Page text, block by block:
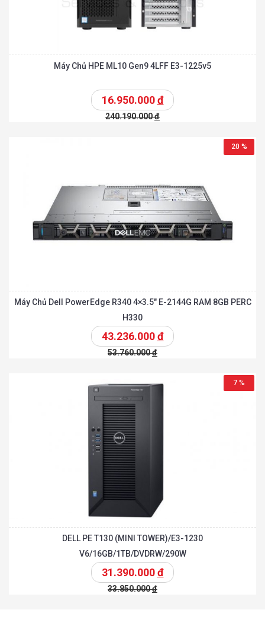
Máy Chủ HPE ML10 Gen9 4LFF E3-1225v5
16.950.000đ
240.190.000đ
20 %
Máy Chủ Dell PowerEdge R340 4×3.5″ E-2144G RAM 8GB PERC
H330
43.236.000đ
53.760.000đ
7 %
DELL PE T130 (MINI TOWER)/E3-1230
V6/16GB/1TB/DVDRW/290W
31.390.000đ
33.850.000đ